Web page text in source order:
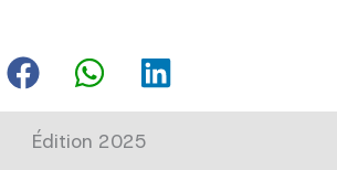
Édition 2025